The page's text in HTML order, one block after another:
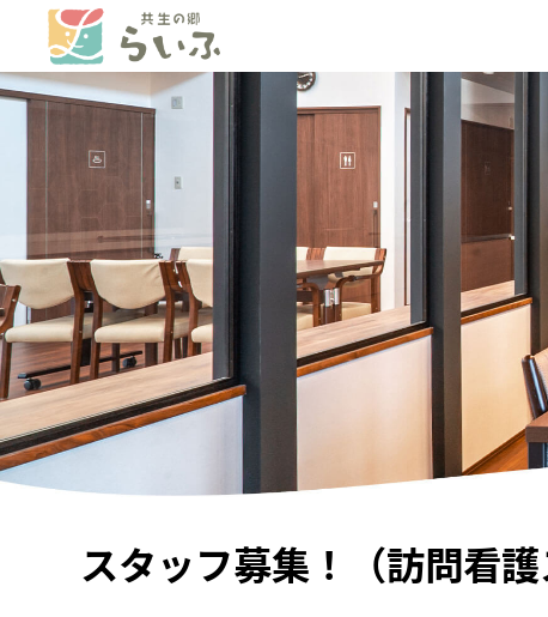
スタッフ募集！（訪問看